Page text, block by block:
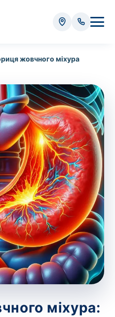
жовчного міхура
міхура:
- 50 грн
(крім крові) - від
0 грн
дослідження не
мазки та
для них
запис до фахівця.
вдома